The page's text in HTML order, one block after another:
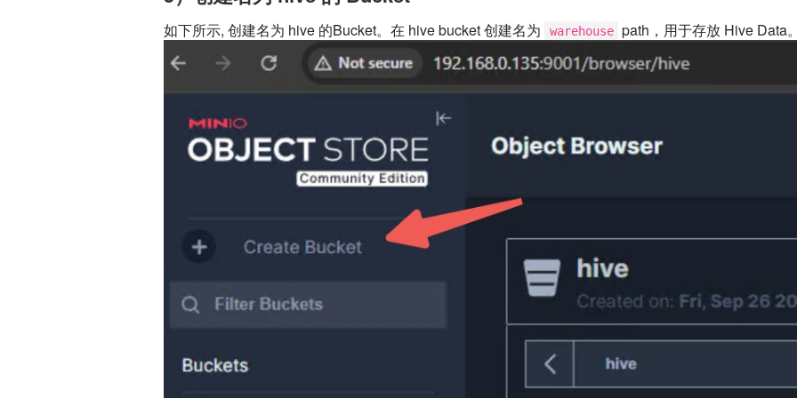
如下所示, 创建名为 hive 的Bucket。在 hive bucket 创建名为 warehouse path，用于存放 Hive Data